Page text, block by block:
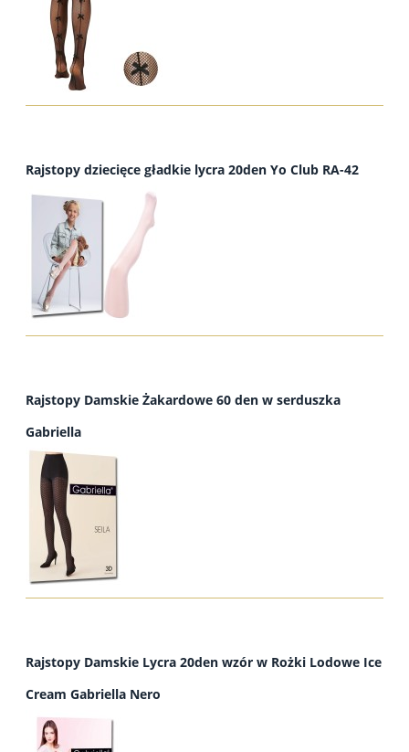
Rajstopy dziecięce gładkie lycra 20den Yo Club RA-42
Rajstopy Damskie Żakardowe 60 den w serduszka
Gabriella
Rajstopy Damskie Lycra 20den wzór w Rożki Lodowe Ice
Cream Gabriella Nero